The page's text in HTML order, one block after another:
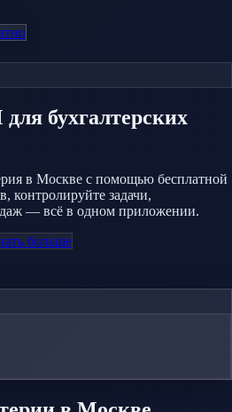
для бухгалтерских
в Москве с помощью бесплатной
контролируйте задачи,
— всё в одном приложении.
больше